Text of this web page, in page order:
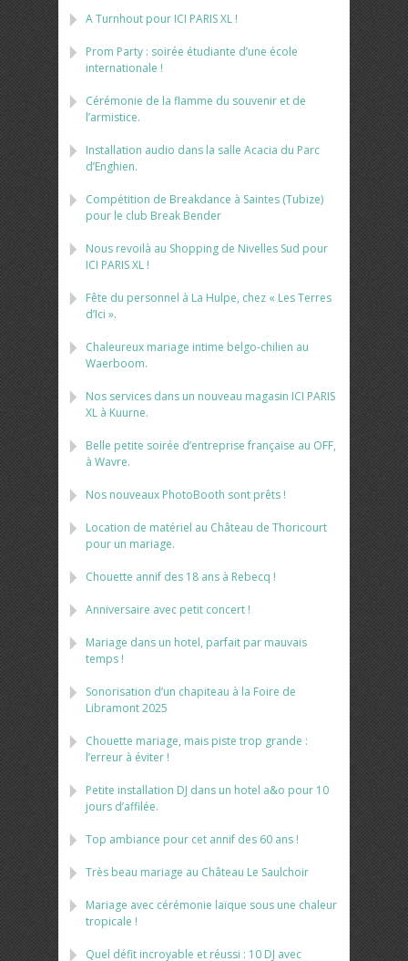
A Turnhout pour ICI PARIS XL !
Prom Party : soirée étudiante d’une école
internationale !
Cérémonie de la flamme du souvenir et de
l’armistice.
Installation audio dans la salle Acacia du Parc
d’Enghien.
Compétition de Breakdance à Saintes (Tubize)
pour le club Break Bender
Nous revoilà au Shopping de Nivelles Sud pour
ICI PARIS XL !
Fête du personnel à La Hulpe, chez « Les Terres
d’Ici ».
Chaleureux mariage intime belgo-chilien au
Waerboom.
Nos services dans un nouveau magasin ICI PARIS
XL à Kuurne.
Belle petite soirée d’entreprise française au OFF,
à Wavre.
Nos nouveaux PhotoBooth sont prêts !
Location de matériel au Château de Thoricourt
pour un mariage.
Chouette annif des 18 ans à Rebecq !
Anniversaire avec petit concert !
Mariage dans un hotel, parfait par mauvais
temps !
Sonorisation d’un chapiteau à la Foire de
Libramont 2025
Chouette mariage, mais piste trop grande :
l’erreur à éviter !
Petite installation DJ dans un hotel a&o pour 10
jours d’affilée.
Top ambiance pour cet annif des 60 ans !
Très beau mariage au Château Le Saulchoir
Mariage avec cérémonie laïque sous une chaleur
tropicale !
Quel défit incroyable et réussi : 10 DJ avec